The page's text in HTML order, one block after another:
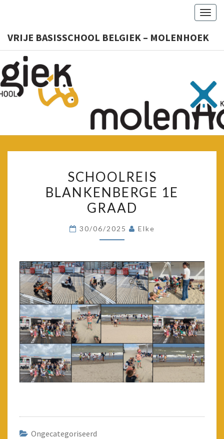
VRIJE BASISSCHOOL BELGIEK – MOLENHOEK
BLANKENBERGE
1E
GRAAD
SCHOOLREIS
BLANKENBERGE 1E
GRAAD
30/06/2025 Elke
Ongecategoriseerd